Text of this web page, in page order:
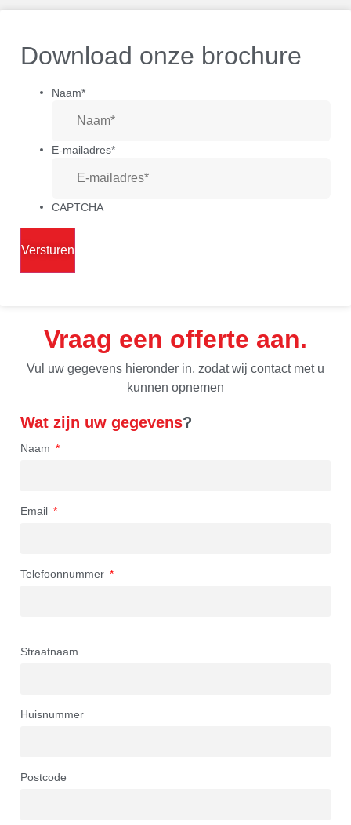
Download onze brochure
Naam*
E-mailadres*
CAPTCHA
Vraag een offerte aan
Vul uw gegevens hieronder in, zodat wij contact met u
kunnen opnemen
Wat zijn uw gegevens?
Naam
Email
Telefoonnummer
Straatnaam
Huisnummer
Postcode